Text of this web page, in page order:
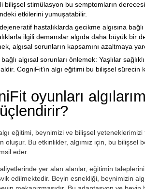
bilişsel stimülasyon bu semptomların
etkilerini yumuşatabilir.
hastalıklarda gecikme algısına
ilgili demanslar algıda daha büyük bir
algısal sorunların kapsamını azaltmaya
algısal sorunları önlemek: Yaşlılar
CogniFit'in algı eğitimi bu bilişsel sürecin
oyunları
eğitimi, beynimizi ve bilişsel
oluşur. Bu etkinlikler, algımız için, bu bilişsel
eder.
yer alan alanlar, eğitimin
edilmektedir. Beyin esnekliği, beynimizin